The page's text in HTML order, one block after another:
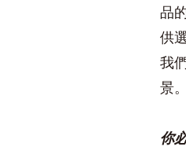
品
供
我
景。
你